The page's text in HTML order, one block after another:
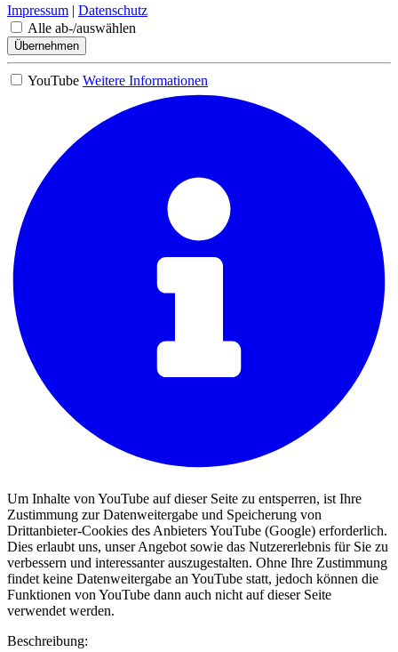
Impressum | Datenschutz
Alle ab-/auswählen
Übernehmen
YouTube Weitere Informationen
Um Inhalte von YouTube auf dieser Seite zu entsperren, ist Ihre
Zustimmung zur Datenweitergabe und Speicherung von
Drittanbieter-Cookies des Anbieters YouTube (Google) erforderlich.
Dies erlaubt uns, unser Angebot sowie das Nutzererlebnis für Sie zu
verbessern und interessanter auszugestalten. Ohne Ihre Zustimmung
findet keine Datenweitergabe an YouTube statt, jedoch können die
Funktionen von YouTube dann auch nicht auf dieser Seite
verwendet werden.
Beschreibung: